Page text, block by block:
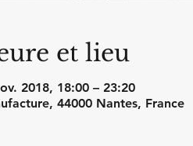
et lieu
2018, 18:00 – 23:20
44000 Nantes, France